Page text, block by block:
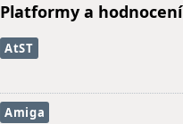
Platformy a hodnocení
AtST
Amiga